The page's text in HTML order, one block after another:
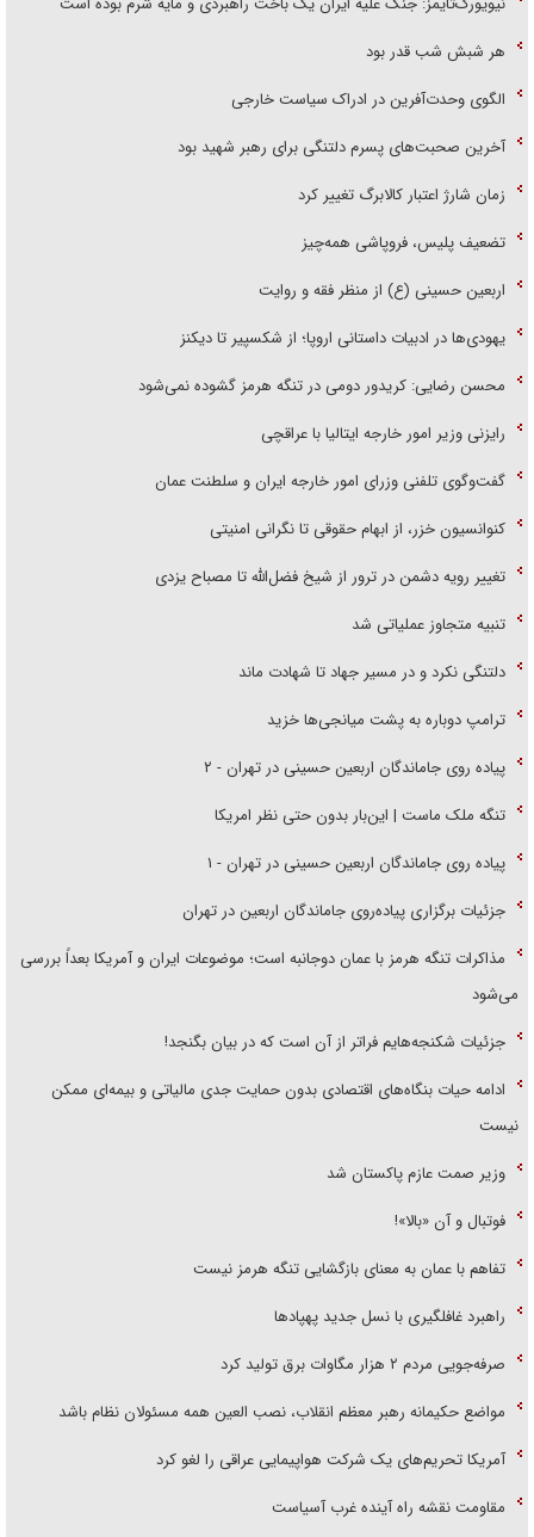
هر شبش شب قدر بود
الگوی وحدت‌آفرین در ادراک سیاست خارجی
آخرین صحبت‌های پسرم دلتنگی برای رهبر شهید بود
زمان شارژ اعتبار کالابرگ تغییر کرد
تضعیف پلیس، فروپاشی همه‌چیز
اربعین حسینی (ع) از منظر فقه و روایت
یهودی‌ها در ادبیات داستانی اروپا؛ از شکسپیر تا دیکنز
محسن رضایی: کریدور دومی در تنگه هرمز گشوده نمی‌شود
رایزنی وزیر امور خارجه ایتالیا با عراقچی
گفت‌وگوی تلفنی وزرای امور خارجه ایران و سلطنت عمان
کنوانسیون خزر، از ابهام حقوقی تا نگرانی امنیتی
تغییر رویه دشمن در ترور از شیخ فضل‌الله تا مصباح یزدی
تنبیه متجاوز عملیاتی شد
دلتنگی نکرد و در مسیر جهاد تا شهادت ماند
ترامپ دوباره به پشت میانجی‌ها خزید
پیاده روی جاماندگان اربعین حسینی در تهران - ۲
تنگه ملک ماست | این‌بار بدون حتی نظر امریکا
پیاده روی جاماندگان اربعین حسینی در تهران - ۱
جزئیات برگزاری پیاده‌روی جاماندگان اربعین در تهران
مذاکرات تنگه هرمز با عمان دوجانبه است؛ موضوعات ایران و آمریکا بعداً بررسی
می‌شود
جزئیات شکنجه‌هایم فراتر از آن است که در بیان بگنجد!
ادامه حیات بنگاه‌های اقتصادی بدون حمایت جدی مالیاتی و بیمه‌ای ممکن
نیست
وزیر صمت عازم پاکستان شد
فوتبال و آن «بالا»!
تفاهم با عمان به معنای بازگشایی تنگه هرمز نیست
راهبرد غافلگیری با نسل جدید پهپاد‌ها
صرفه‌جویی مردم ۲ هزار مگاوات برق تولید کرد
مواضع حکیمانه رهبر معظم انقلاب، نصب العین همه مسئولان نظام باشد
آمریکا تحریم‌های یک شرکت هواپیمایی عراقی را لغو کرد
مقاومت نقشه راه آینده غرب آسیاست